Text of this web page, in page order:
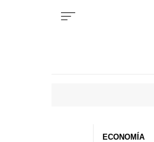
ECONOMÍA